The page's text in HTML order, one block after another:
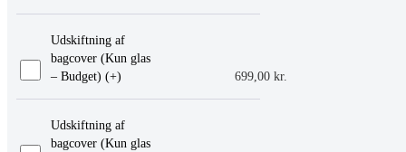
Udskiftning af
bagcover (Kun glas
– Budget) (+
699,00 kr.
)
Udskiftning af
bagcover (Kun glas